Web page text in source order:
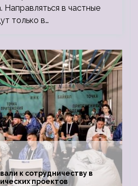
Направляться в частные
только в…
к сотрудничеству в
проектов